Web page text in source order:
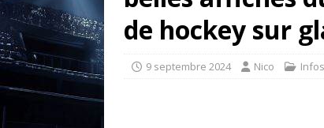
de hockey sur
9 septembre 2024 Nico Infos